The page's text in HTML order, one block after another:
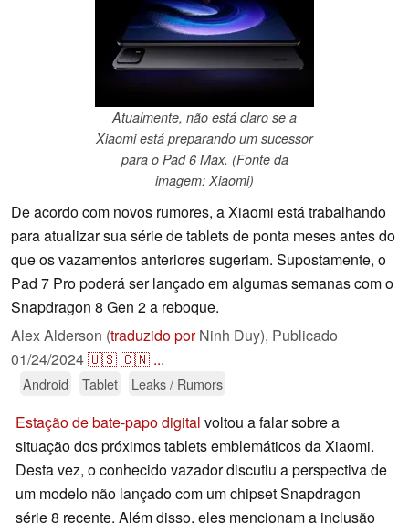
Atualmente, não está claro se a
Xiaomi está preparando um sucessor
para o Pad 6 Max. (Fonte da
imagem: Xiaomi)
De acordo com novos rumores, a Xiaomi está trabalhando
para atualizar sua série de tablets de ponta meses antes do
que os vazamentos anteriores sugeriam. Supostamente, o
Pad 7 Pro poderá ser lançado em algumas semanas com o
Snapdragon 8 Gen 2 a reboque.
Alex Alderson (traduzido porNinh Duy), Publicado
01/24/2024🇺🇸🇨🇳 ...
Android Tablet Leaks / Rumors
Estação de bate-papo digital voltou a falar sobre a
situação dos próximos tablets emblemáticos da Xiaomi.
Desta vez, o conhecido vazador discutiu a perspectiva de
um modelo não lançado com um chipset Snapdragon
série 8 recente. Além disso, eles mencionam a inclusão